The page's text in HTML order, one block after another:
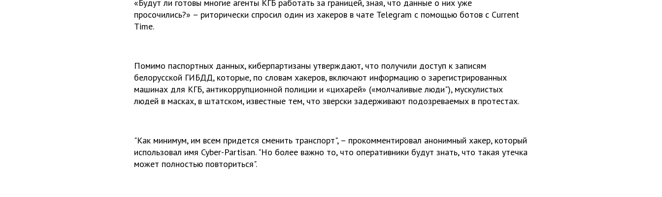
«Будут ли готовы многие агенты КГБ работать за границей, зная, что данные о них уже
просочились?» – риторически спросил один из хакеров в чате Telegram с помощью ботов с Current
Time.
Помимо паспортных данных, киберпартизаны утверждают, что получили доступ к записям
белорусской ГИБДД, которые, по словам хакеров, включают информацию о зарегистрированных
машинах для КГБ, антикоррупционной полиции и «цихарей» («молчаливые люди"), мускулистых
людей в масках, в штатском, известные тем, что зверски задерживают подозреваемых в протестах.
"Как минимум, им всем придется сменить транспорт", – прокомментировал анонимный хакер, который
использовал имя Cyber-Partisan. "Но более важно то, что оперативники будут знать, что такая утечка
может полностью повториться".